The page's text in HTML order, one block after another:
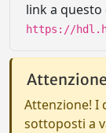
link a
https://
Attenzione
Attenzione! I
sottoposti a